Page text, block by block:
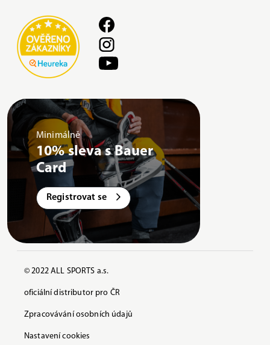
Minimálně
10% sleva s Bauer
Card
Registrovat se
© 2022 ALL SPORTS a.s.
oficiální distributor pro ČR
Zpracovávání osobních údajů
Nastavení cookies